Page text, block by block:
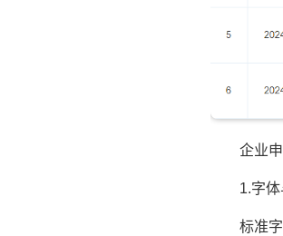
企业申请
1.字体
标准字体